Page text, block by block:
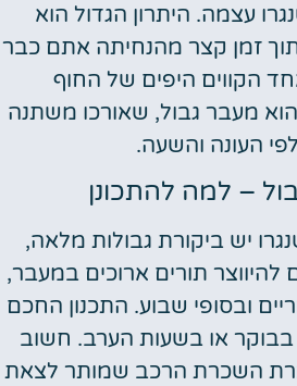
עצמה. היתרון הגדול הוא
זמן קצר מהנחיתה אתם כבר
הקווים היפים של החוף
מעבר גבול, שאורכו משתנה
העונה והשעה.
– למה להתכונן
יש ביקורת גבולות מלאה,
להיווצר תורים ארוכים במעבר,
ובסופי שבוע. התכנון החכם
או בשעות הערב. חשוב
השכרת הרכב שמותר לצאת